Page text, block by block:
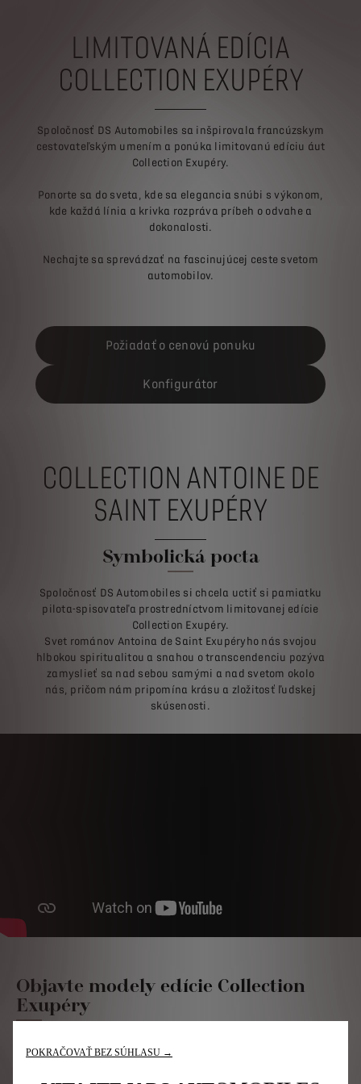
LIMITOVANÁ EDÍCIA
COLLECTION EXUPÉRY
Spoločnosť DS Automobiles sa inšpirovala francúzskym
cestovateľským umením a ponúka limitovanú edíciu áut
Collection Exupéry.
Ponorte sa do sveta, kde sa elegancia snúbi s výkonom,
kde každá línia a krivka rozpráva príbeh o odvahe a
dokonalosti.
Nechajte sa sprevádzať na fascinujúcej ceste svetom
automobilov.
Požiadať o cenovú ponuku
Konfigurátor
COLLECTION ANTOINE DE
SAINT EXUPÉRY
Symbolická pocta
Spoločnosť DS Automobiles si chcela uctiť si pamiatku
pilota-spisovateľa prostredníctvom limitovanej edície
Collection Exupéry.
Svet románov Antoina de Saint Exupéryho nás svojou
hlbokou spiritualitou a snahou o transcendenciu pozýva
zamyslieť sa nad sebou samými a nad svetom okolo
nás, pričom nám pripomína krásu a zložitosť ľudskej
skúsenosti.
Objavte modely edície Collection
Exupéry
POKRAČOVAŤ BEZ SÚHLASU →